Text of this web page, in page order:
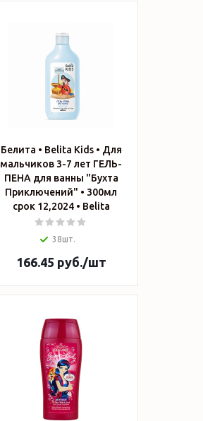
Белита • Belita Kids • Для
мальчиков 3-7 лет ГЕЛЬ-
ПЕНА для ванны "Бухта
Приключений" • 300мл
срок 12,2024 • Belita
38шт.
166.45 руб./шт